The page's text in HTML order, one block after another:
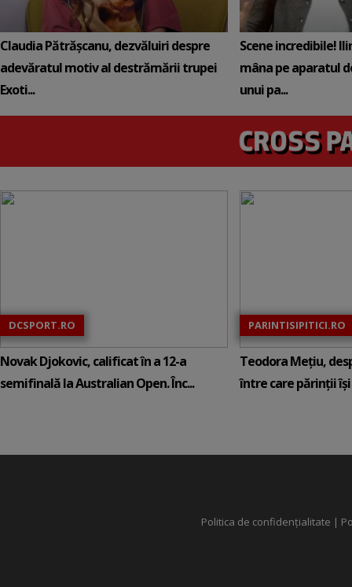
Claudia Pătrășcanu, dezvăluiri despre
adevăratul motiv al destrămării trupei
Exoti...
Scene incredibile!
mâna pe aparatul
unui pa...
DCSPORT.RO
Novak Djokovic, calificat în a 12-a
semifinală la Australian Open. Înc...
PARINTISIPITICI.RO
Teodora Mețiu,
între care părinții își
Politica de confidențialitate |